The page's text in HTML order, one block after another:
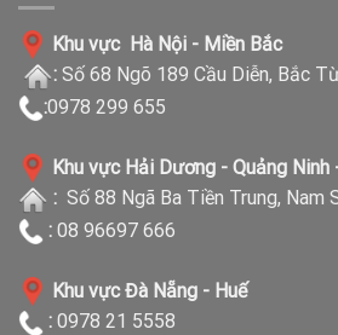
Khu vực Hà Nội - Miền Bắc
: Số 68 Ngõ 189 Cầu Diễn, Bắc
:0978 299 655
Khu vực Hải Dương - Quảng Ninh
: Số 88 Ngã Ba Tiền Trung, Nam
: 08 96697 666
Khu vực Đà Nẵng - Huế
: 0978 21 5558